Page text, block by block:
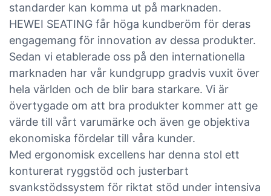
standarder kan komma ut på marknaden.
HEWEI SEATING får höga kundberöm för deras
engagemang för innovation av dessa produkter.
Sedan vi etablerade oss på den internationella
marknaden har vår kundgrupp gradvis vuxit över
hela världen och de blir bara starkare. Vi är
övertygade om att bra produkter kommer att ge
värde till vårt varumärke och även ge objektiva
ekonomiska fördelar till våra kunder.
Med ergonomisk excellens har denna stol ett
konturerat ryggstöd och justerbart
svankstödssystem för riktat stöd under intensiva